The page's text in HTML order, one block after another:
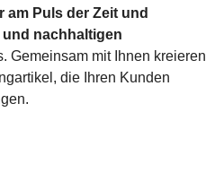
am Puls der Zeit und
nachhaltigen
Gemeinsam mit Ihnen kreieren
die Ihren Kunden